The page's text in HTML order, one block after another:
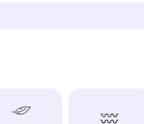
sur le Label